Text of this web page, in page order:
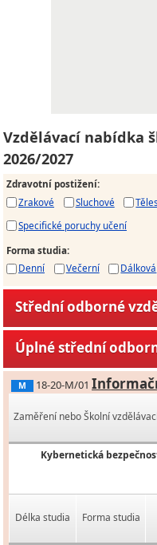
Vzdělávací nabídka
2026/2027
Zdravotní postižení:
Zrakové
Sluchové
Specifické poruchy učení
Forma studia:
Denní
Večerní Dálková
Střední odborné
Úplné střední
M 18-20-M/01
Zaměření nebo Školní
Kybernetická
Délka studia Forma studia